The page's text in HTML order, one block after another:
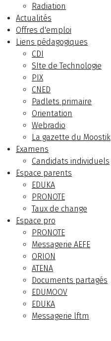
Radiation
Actualités
Offres d'emploi
Liens pédagogiques
CDI
SIte de Technologie
PIX
CNED
Padlets primaire
Orientation
Webradio
La gazette du Moostik
Examens
Candidats individuels
Espace parents
EDUKA
PRONOTE
Taux de change
Espace pro
PRONOTE
Messagerie AEFE
ORION
ATENA
Documents partagés
EDUMOOV
EDUKA
Messagerie lftm